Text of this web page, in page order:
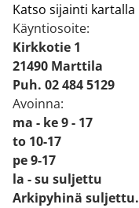
Katso sijainti kartalla
Käyntiosoite:
Kirkkotie 1
21490 Marttila
Puh. 02 484 5129
Avoinna:
ma - ke 9 - 17
to 10-17
pe 9-17
la - su suljettu
Arkipyhinä suljettu.